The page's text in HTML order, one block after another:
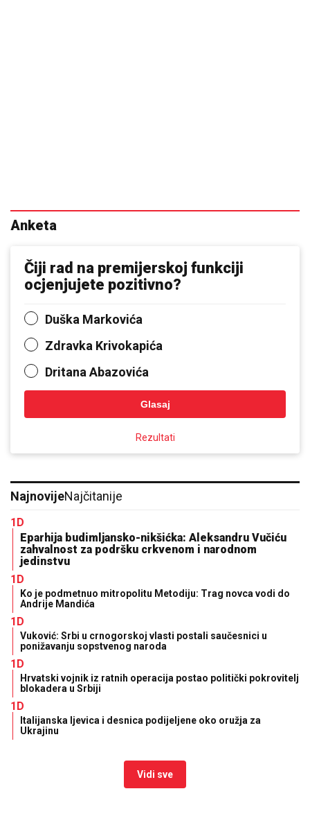
Anketa
Čiji rad na premijerskoj funkciji
ocjenjujete pozitivno?
Duška Markovića
Zdravka Krivokapića
Dritana Abazovića
Glasaj
Rezultati
NajnovijeNajčitanije
1D
Eparhija budimljansko-nikšićka: Aleksandru Vučiću
zahvalnost za podršku crkvenom i narodnom
jedinstvu
1D
Ko je podmetnuo mitropolitu Metodiju: Trag novca vodi do
Andrije Mandića
1D
Vuković: Srbi u crnogorskoj vlasti postali saučesnici u
ponižavanju sopstvenog naroda
1D
Hrvatski vojnik iz ratnih operacija postao politički pokrovitelj
blokadera u Srbiji
1D
Italijanska ljevica i desnica podijeljene oko oružja za
Ukrajinu
Vidi sve